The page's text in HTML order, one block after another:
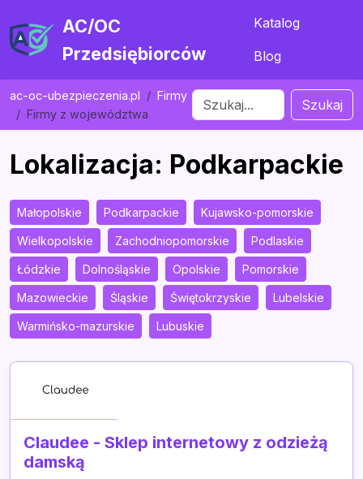
AC/OC
Przedsiębiorców
Katalog
Blog
ac-oc-ubezpieczenia.pl
Firmy
Firmy z województwa
Szukaj
Lokalizacja: Podkarpackie
Małopolskie Podkarpackie Kujawsko-pomorskie
Wielkopolskie Zachodniopomorskie Podlaskie
Łódzkie Dolnośląskie Opolskie Pomorskie
Mazowieckie Śląskie Świętokrzyskie Lubelskie
Warmińsko-mazurskie Lubuskie
Claudee - Sklep internetowy z odzieżą
damską